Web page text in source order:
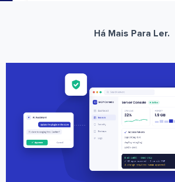
Há Mais Para Ler.